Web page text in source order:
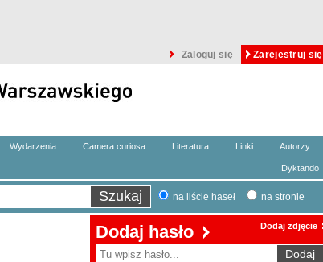
Zaloguj się Zarejestruj się
Wydarzenia Camera curiosa Literatura Linki Autorzy
Dyktando
na liście haseł na stronie
Dodaj hasło Dodaj zdjęcie